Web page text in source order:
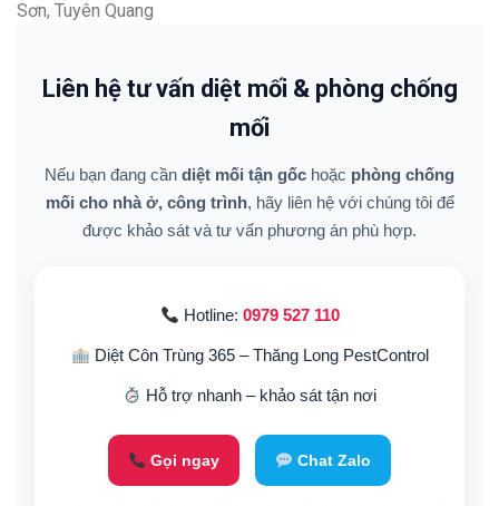
Sơn, Tuyên Quang
Liên hệ tư vấn diệt mối & phòng chống
mối
Nếu bạn đang cần diệt mối tận gốc hoặc phòng chống
mối cho nhà ở, công trình, hãy liên hệ với chúng tôi để
được khảo sát và tư vấn phương án phù hợp.
Hotline: 0979 527 110
Diệt Côn Trùng 365 – Thăng Long PestControl
Hỗ trợ nhanh – khảo sát tận nơi
Gọi ngay Chat Zalo